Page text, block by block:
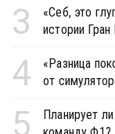
3
«Себ, это
истории
4
«Разница
от
5
Планирует